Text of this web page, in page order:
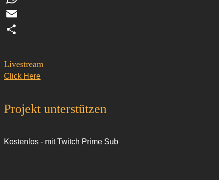
WhatsApp
Email
Livestream
Click Here
Projekt unterstützen
Kostenlos - mit Twitch Prime Sub